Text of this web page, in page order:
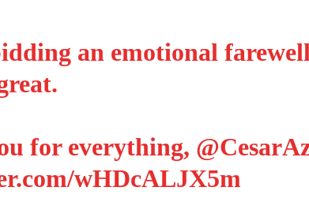
an emotional
for everything,
wHDcALJX5m